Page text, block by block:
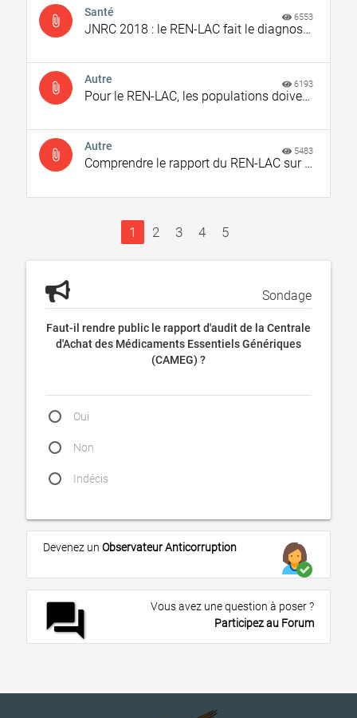
attach_file
Santé
JNRC 2018 : le REN-LAC fait le diagnostic de la corruption dans le secteur de la santé
6553
attach_file
Autre
Pour le REN-LAC, les populations doivent être les principales actrices de la lutte anti-corruption
6193
attach_file
Autre
Comprendre le rapport du REN-LAC sur l’état de la corruption au Burkina Faso
5483
1 2 3 4 5
Sondage
Faut-il rendre public le rapport d'audit de la Centrale
d'Achat des Médicaments Essentiels Génériques
(CAMEG) ?
Oui
Non
Indécis
Devenez un Observateur Anticorruption
forum
Vous avez une question à poser ?
Participez au Forum